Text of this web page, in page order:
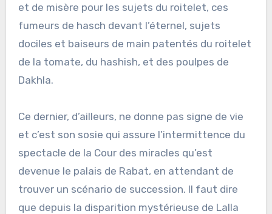
et de misère pour les sujets du roitelet, ces
fumeurs de hasch devant l’éternel, sujets
dociles et baiseurs de main patentés du roitelet
de la tomate, du hashish, et des poulpes de
Dakhla.
Ce dernier, d’ailleurs, ne donne pas signe de vie
et c’est son sosie qui assure l’intermittence du
spectacle de la Cour des miracles qu’est
devenue le palais de Rabat, en attendant de
trouver un scénario de succession. Il faut dire
que depuis la disparition mystérieuse de Lalla